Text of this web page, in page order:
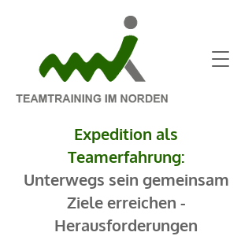
Expedition als
Teamerfahrung:
Unterwegs sein gemeinsam
Ziele erreichen -
Herausforderungen